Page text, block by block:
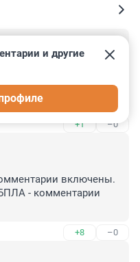
Но нашу Землю и
поле. А вот на
+1 –0
и другие
включены.
- комментарии
запрещена по
+8 –0